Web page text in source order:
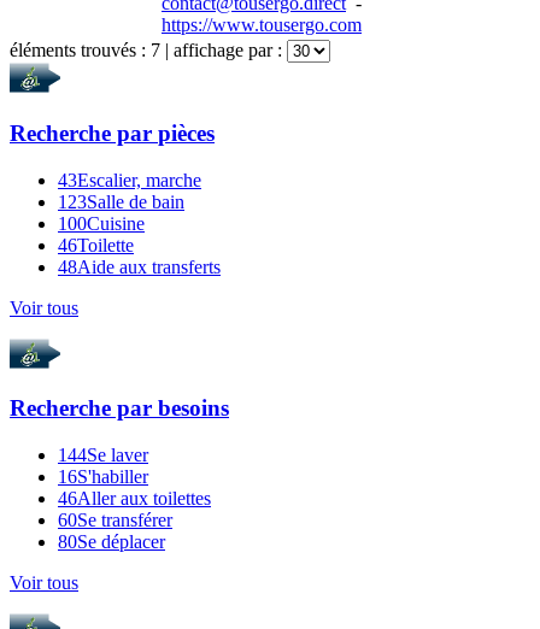
https://www.tousergo.com
éléments trouvés : 7 | affichage par :
Recherche par pièces
43Escalier, marche
123Salle de bain
100Cuisine
46Toilette
48Aide aux transferts
Voir tous
Recherche par besoins
144Se laver
16S'habiller
46Aller aux toilettes
60Se transférer
80Se déplacer
Voir tous